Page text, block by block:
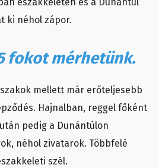
északkeleten és a Dunántúl
ki néhol zápor.
fokot mérhetünk.
mellett már erőteljesebb
Hajnalban, reggel főként
pedig a Dunántúlon
néhol zivatarok. Többfelé
szél.